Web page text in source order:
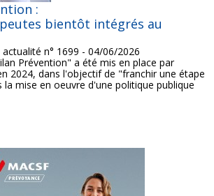
:
bientôt intégrés au
actualité n° 1699 - 04/06/2026
Prévention" a été mis en place par
2024, dans l'objectif de "franchir une étape
la mise en oeuvre d'une politique publique